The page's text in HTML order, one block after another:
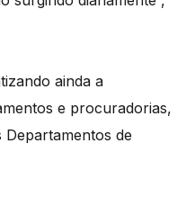
ainda a
e procuradorias,
de